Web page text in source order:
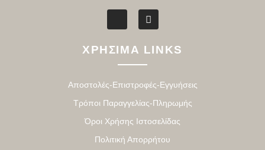
ΧΡΗΣΙΜΑ LINKS
Αποστολές-Επιστροφές-Εγγυήσεις
Τρόποι Παραγγελίας-Πληρωμής
Όροι Χρήσης Ιστοσελίδας
Πολιτική Απορρήτου